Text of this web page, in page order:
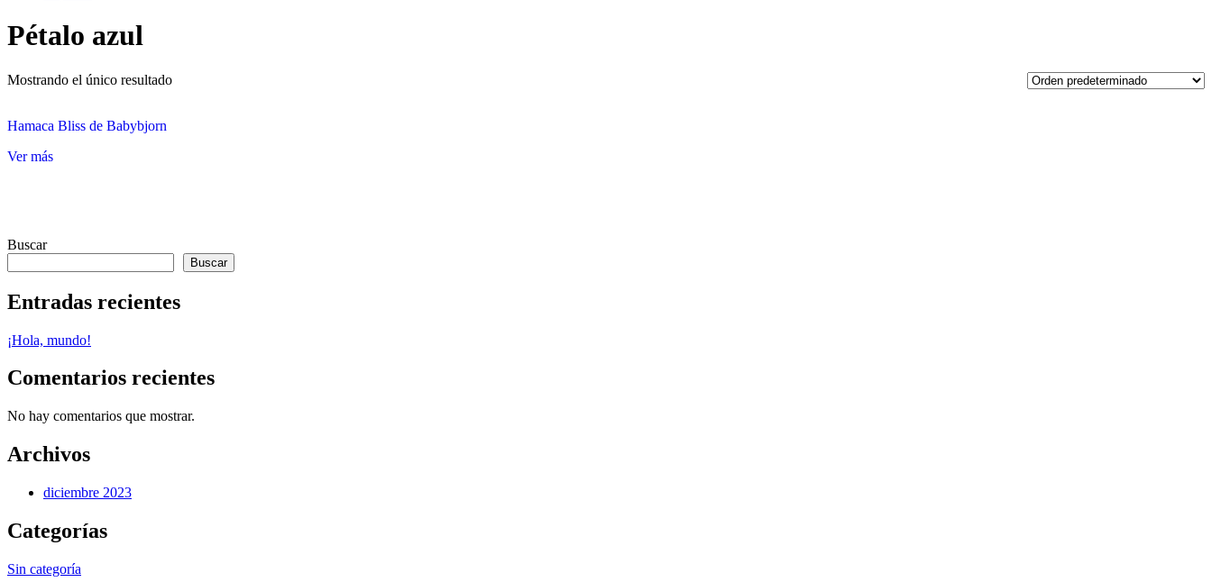
Pétalo azul
Mostrando el único resultado
Hamaca Bliss de Babybjorn
Ver más
Barra
lateral
principal
Buscar
Buscar
Entradas recientes
¡Hola, mundo!
Comentarios recientes
No hay comentarios que mostrar.
Archivos
diciembre 2023
Categorías
Sin categoría